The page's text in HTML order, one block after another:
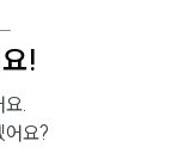
!
요.
어요?